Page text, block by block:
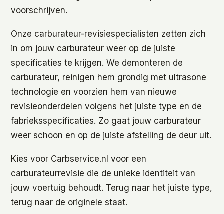
voorschrijven.
Onze carburateur-revisiespecialisten zetten zich
in om jouw carburateur weer op de juiste
specificaties te krijgen. We demonteren de
carburateur, reinigen hem grondig met ultrasone
technologie en voorzien hem van nieuwe
revisieonderdelen volgens het juiste type en de
fabrieksspecificaties. Zo gaat jouw carburateur
weer schoon en op de juiste afstelling de deur uit.
Kies voor Carbservice.nl voor een
carburateurrevisie die de unieke identiteit van
jouw voertuig behoudt. Terug naar het juiste type,
terug naar de originele staat.